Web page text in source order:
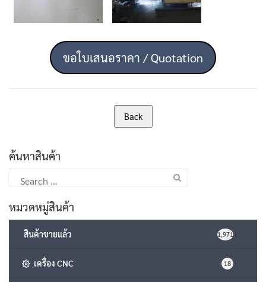
ขอใบเสนอราคา / Quotation
ค้นหาสินค้า
for:
หมวดหมู่สินค้า
สินค้าขายแล้ว 1,971
เครื่อง CNC 18